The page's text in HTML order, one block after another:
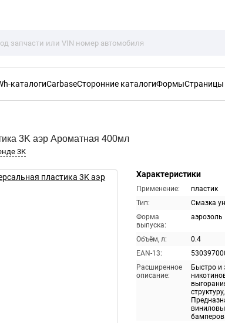
каталогиCarbaseСторонние каталогиФормыСтраницы
3K аэр Ароматная 400мл
3K
Характеристики
Применение:
пластик
Тип:
Смазка
Форма
выпуска:
аэрозоль
Объём, л:
0.4
EAN-13:
Расширенное
описание:
Быстро и